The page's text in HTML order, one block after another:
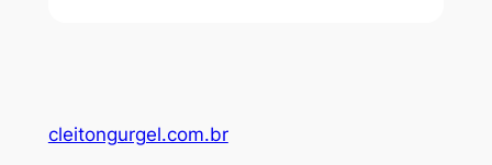
cleitongurgel.com.br